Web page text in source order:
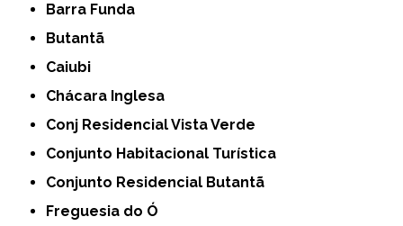
Barra Funda
Butantã
Caiubi
Chácara Inglesa
Conj Residencial Vista Verde
Conjunto Habitacional Turística
Conjunto Residencial Butantã
Freguesia do Ó